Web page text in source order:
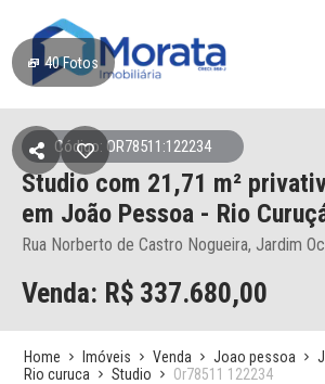
40Fotos
Código: OR78511:122234
Studio com 21,71 m²
em João Pessoa - Rio
Rua Norberto de Castro Nogueira, Jardim
Venda: R$ 337.680,00
Home Imóveis Venda Joao pessoa
Rio curuca
Studio Or78511 122234